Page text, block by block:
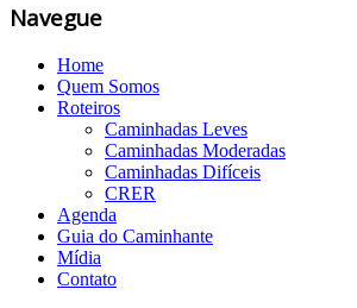
Navegue
Home
Quem Somos
Roteiros
Caminhadas Leves
Caminhadas Moderadas
Caminhadas Difíceis
CRER
Agenda
Guia do Caminhante
Mídia
Contato